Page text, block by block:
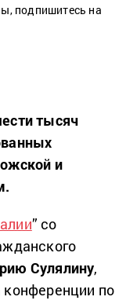
подпишитесь на
тысяч
и
” со
Сулялину,
конференции по